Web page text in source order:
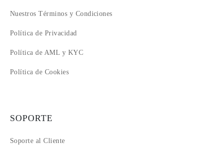
Nuestros Términos y Condiciones
Política de Privacidad
Política de AML y KYC
Política de Cookies
SOPORTE
Soporte al Cliente